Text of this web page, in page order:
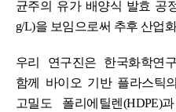
균주의 유가 배양식 발효 공
g/L)을 보임으로써 추후 산업
우리 연구진은 한국화학연
함께 바이오 기반 플라스틱
고밀도 폴리에틸렌 (HDPE)